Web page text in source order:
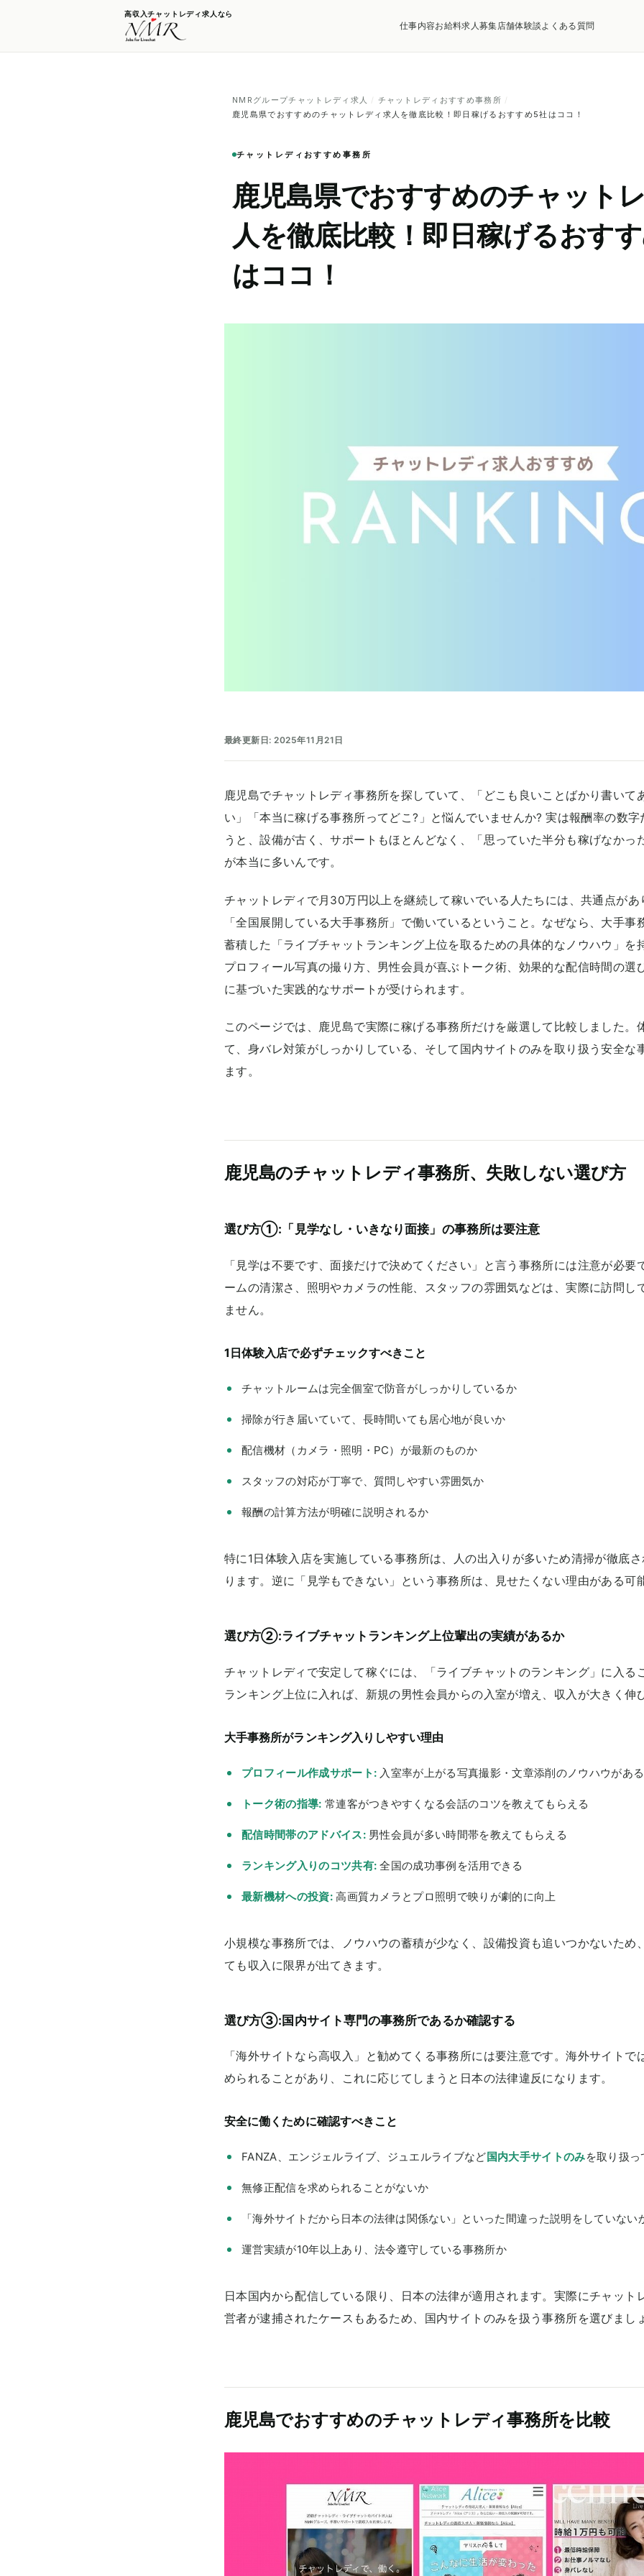
高収入チャットレディ求人なら
仕事内容お給料求人募集店舗体験談よくある質問
NMRグループチャットレディ求人 / チャットレディおすすめ事務所 /
鹿児島県でおすすめのチャットレディ求人を徹底比較！即日稼げるおすすめ5社はココ！
チャットレディおすすめ事務所
鹿児島県でおすすめのチャット
人を徹底比較！即日稼げるおす
はココ！
最終更新日: 2025年11月21日
鹿児島でチャットレディ事務所を探していて、「どこも良いことばかり書いて
い」「本当に稼げる事務所ってどこ?」と悩んでいませんか? 実は報酬率の数字
うと、設備が古く、サポートもほとんどなく、「思っていた半分も稼げなかっ
が本当に多いんです。
チャットレディで月30万円以上を継続して稼いでいる人たちには、共通点があ
「全国展開している大手事務所」で働いているということ。なぜなら、大手事
蓄積した「ライブチャットランキング上位を取るための具体的なノウハウ」を
プロフィール写真の撮り方、男性会員が喜ぶトーク術、効果的な配信時間の選
に基づいた実践的なサポートが受けられます。
このページでは、鹿児島で実際に稼げる事務所だけを厳選して比較しました。
て、身バレ対策がしっかりしている、そして国内サイトのみを取り扱う安全な
ます。
鹿児島のチャットレディ事務所、失敗しない選び方
選び方①:「見学なし・いきなり面接」の事務所は要注意
「見学は不要です、面接だけで決めてください」と言う事務所には注意が必要
ームの清潔さ、照明やカメラの性能、スタッフの雰囲気などは、実際に訪問し
ません。
1日体験入店で必ずチェックすべきこと
チャットルームは完全個室で防音がしっかりしているか
掃除が行き届いていて、長時間いても居心地が良いか
配信機材（カメラ・照明・PC）が最新のものか
スタッフの対応が丁寧で、質問しやすい雰囲気か
報酬の計算方法が明確に説明されるか
特に1日体験入店を実施している事務所は、人の出入りが多いため清掃が徹底
ります。逆に「見学もできない」という事務所は、見せたくない理由がある可
選び方②:ライブチャットランキング上位輩出の実績があるか
チャットレディで安定して稼ぐには、「ライブチャットのランキング」に入る
ランキング上位に入れば、新規の男性会員からの入室が増え、収入が大きく伸
大手事務所がランキング入りしやすい理由
プロフィール作成サポート: 入室率が上がる写真撮影・文章添削のノウハウがある
トーク術の指導: 常連客がつきやすくなる会話のコツを教えてもらえる
配信時間帯のアドバイス:男性会員が多い時間帯を教えてもらえる
ランキング入りのコツ共有: 全国の成功事例を活用できる
最新機材への投資:高画質カメラとプロ照明で映りが劇的に向上
小規模な事務所では、ノウハウの蓄積が少なく、設備投資も追いつかないため
ても収入に限界が出てきます。
選び方③:国内サイト専門の事務所であるか確認する
「海外サイトなら高収入」と勧めてくる事務所には要注意です。海外サイトで
められることがあり、これに応じてしまうと日本の法律違反になります。
安全に働くために確認すべきこと
FANZA、エンジェルライブ、ジュエルライブなど国内大手サイトのみを取り扱
無修正配信を求められることがないか
「海外サイトだから日本の法律は関係ない」といった間違った説明をしていない
運営実績が10年以上あり、法令遵守している事務所か
日本国内から配信している限り、日本の法律が適用されます。実際にチャット
営者が逮捕されたケースもあるため、国内サイトのみを扱う事務所を選びまし
鹿児島でおすすめのチャットレディ事務所を比較